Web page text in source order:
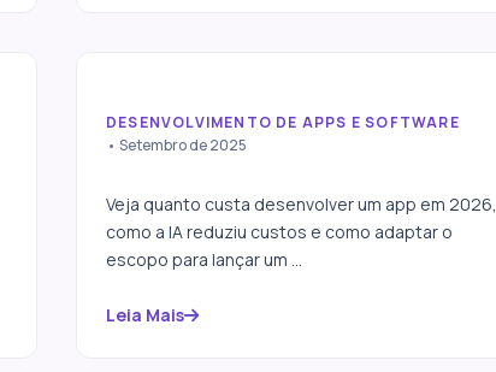
Quanto custa desenvolver
e como adaptar ao seu
orçamento
DESENVOLVIMENTO DE APPS E SOFTWARE
• Setembro de 2025
Veja quanto custa desenvolver um app em 2026,
como a IA reduziu custos e como adaptar o
escopo para lançar um ...
Leia Mais